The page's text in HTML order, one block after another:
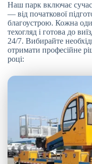
Наш парк включає
— від початкової
благоустрою. Кожна
техогляд і готова до
24/7. Вибирайте
отримати професійне
році: